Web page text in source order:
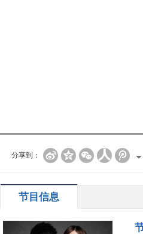
分享到：
节目信息